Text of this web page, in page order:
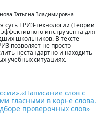
Татьяна Владимировна
суть ТРИЗ-технологии (Теории
инструмента для
школьников. В тексте
позволяет не просто
нестандартно и находить
учебных ситуациях.
слов с
гласными в корне слова.
проверочных слов»